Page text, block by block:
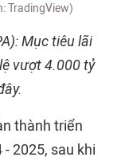
TradingView)
Mục tiêu lãi
vượt 4.000 tỷ
thành triển
2025, sau khi